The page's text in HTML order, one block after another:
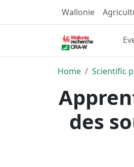
Wallonie
Home Scientific
des